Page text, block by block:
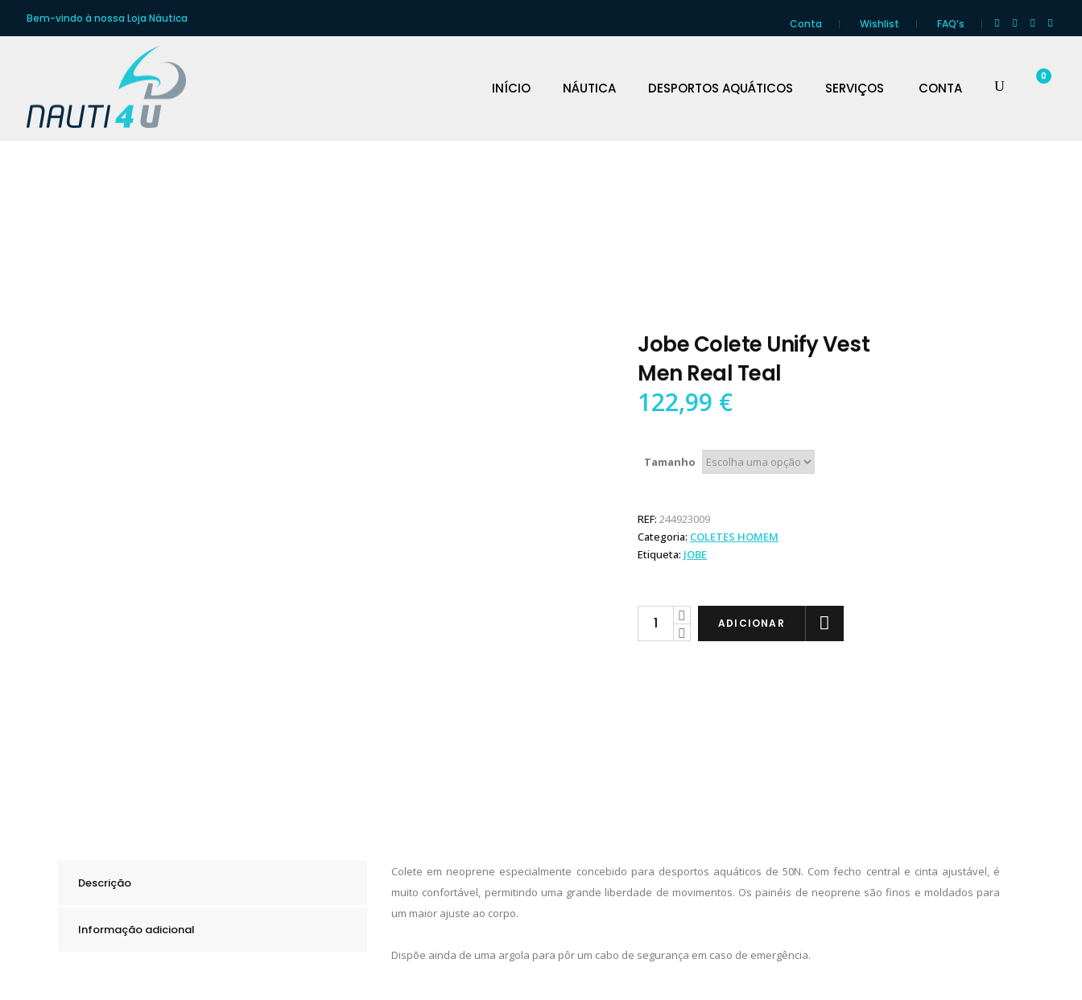
Bem-vindo à nossa Loja Náutica Conta Wishlist FAQ’s
INÍCIO NÁUTICA DESPORTOS AQUÁTICOS SERVIÇOS CONTA
0
Jobe Colete Unify Vest
Men Real Teal
122,99 €
Tamanho
REF: 244923009
Categoria: COLETES HOMEM
Etiqueta: JOBE
Jobe
ADICIONAR
Descrição
Informação adicional
Colete em neoprene especialmente concebido para desportos aquáticos de 50N. Com fecho central e cinta ajustável, é
muito confortável, permitindo uma grande liberdade de movimentos. Os painéis de neoprene são finos e moldados para
um maior ajuste ao corpo.
Dispõe ainda de uma argola para pôr um cabo de segurança em caso de emergência.